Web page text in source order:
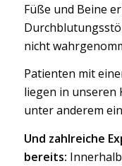
Füße und Beine
nicht
Patienten mit
liegen in unseren
unter anderem
Und zahlreiche
bereits: